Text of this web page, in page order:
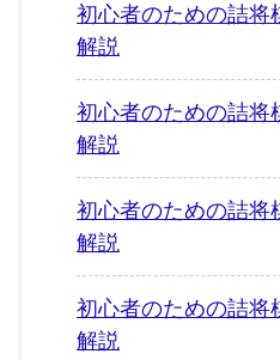
初心者のための詰
解説
初心者のための詰
解説
初心者のための詰
解説
初心者のための詰
解説